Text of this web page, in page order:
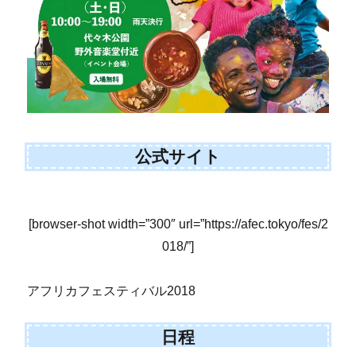
公式サイト
[browser-shot width=”300″ url=”https://afec.tokyo/fes/2
018/”]
アフリカフェスティバル2018
日程